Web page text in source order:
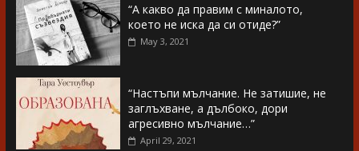
“А какво да правим с миналото,
което не иска да си отиде?”
May 3, 2021
“Настъпи мълчание. Не затишие, не
заглъхване, а дълбоко, дори
агресивно мълчание…”
April 29, 2021